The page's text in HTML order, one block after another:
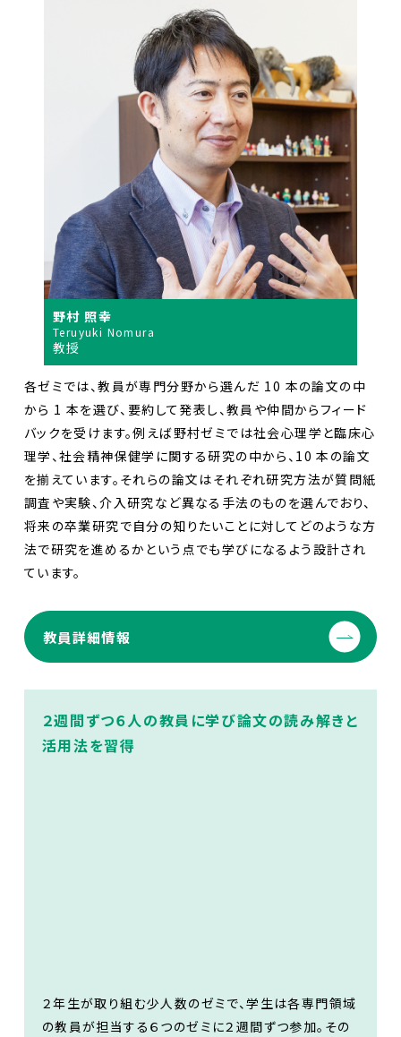
野村 照幸
Teruyuki Nomura
教授
各ゼミでは、教員が専門分野から選んだ 10 本の論文の中
から 1 本を選び、要約して発表し、教員や仲間からフィード
バックを受けます。例えば野村ゼミでは社会心理学と臨床心
理学、社会精神保健学に関する研究の中から、10 本の論文
を揃えています。それらの論文はそれぞれ研究方法が質問紙
調査や実験、介入研究など異なる手法のものを選んでおり、
将来の卒業研究で自分の知りたいことに対してどのような方
法で研究を進めるかという点でも学びになるよう設計され
ています。
教員詳細情報
２週間ずつ６人の教員に学び論文の読み解きと
活用法を習得
２年生が取り組む少人数のゼミで、学生は各専門領域
の教員が担当する６つのゼミに２週間ずつ参加。その